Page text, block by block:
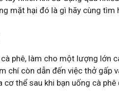
mặt hại đó là gì hãy cùng tìm
phê, làm cho một lượng lớn
chí còn dẫn đến việc thở gấp
cơ thể sau khi bạn uống cà